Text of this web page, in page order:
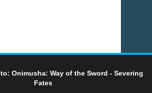
Onimusha: Way of the Sword - Severing
Fates